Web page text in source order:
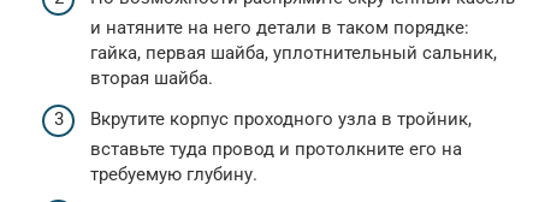
и натяните на него детали в таком порядке:
гайка, первая шайба, уплотнительный сальник,
вторая шайба.
Вкрутите корпус проходного узла в тройник,
вставьте туда провод и протолкните его на
требуемую глубину.